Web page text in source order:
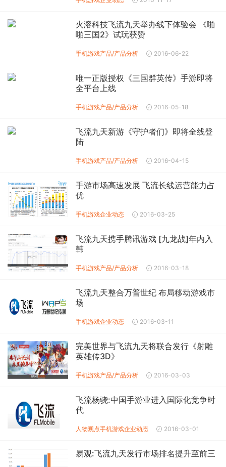
火溶科技飞流九天举办线下体验会 《啪
啪三国2》试玩获赞
手机游戏产品/产品分析 2016-06-22
唯一正版授权《三国群英传》手游即将
全平台上线
手机游戏产品/产品分析 2016-05-18
飞流九天新游《守护者们》即将全线登
陆
手机游戏产品/产品分析 2016-04-15
手游市场高速发展 飞流长线运营能力占
优
手机游戏企业动态 2016-03-25
飞流九天携手腾讯游戏 [九龙战]年内入
韩
手机游戏产品/产品分析 2016-03-18
飞流九天整合万普世纪 布局移动游戏市
场
手机游戏企业动态 2016-03-11
完美世界与飞流九天将联合发行《射雕
英雄传3D》
手机游戏产品/产品分析 2016-03-03
飞流杨骁:中国手游业进入国际化竞争时
代
人物观点手机游戏企业动态 2016-03-01
易观:飞流九天发行市场排名提升至前三